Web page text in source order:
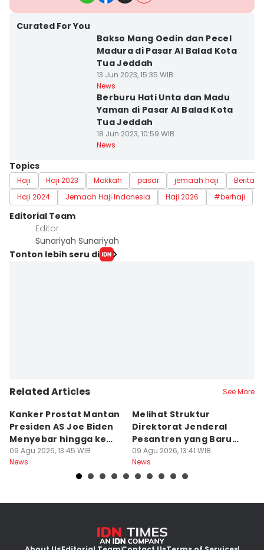
Curated For You
Bakso Mang Oedin dan Pecel
Madura di Pasar Al Balad Kota
Tua Jeddah
13 Jun 2023, 15:35 WIB
News
Berburu Hati Unta dan Madu
Yaman di Pasar Al Balad Kota
Tua Jeddah
18 Jun 2023, 10:59 WIB
News
Topics
Haji Haji 2023 Makkah pasar jemaah haji
Berita
Haji 2024
Jemaah Haji Indonesia Haji 2026 #berhaji
Editorial Team
Editor
Sunariyah Sunariyah
Tonton lebih seru di
Related Articles See More
Kanker Prostat Mantan
Presiden AS Joe Biden
Menyebar hingga ke
Tulang
09 Agu 2026, 13:45 WIB
News
Melihat Struktur
Direktorat Jenderal
Pesantren yang Baru
Berdiri
09 Agu 2026, 13:41 WIB
News